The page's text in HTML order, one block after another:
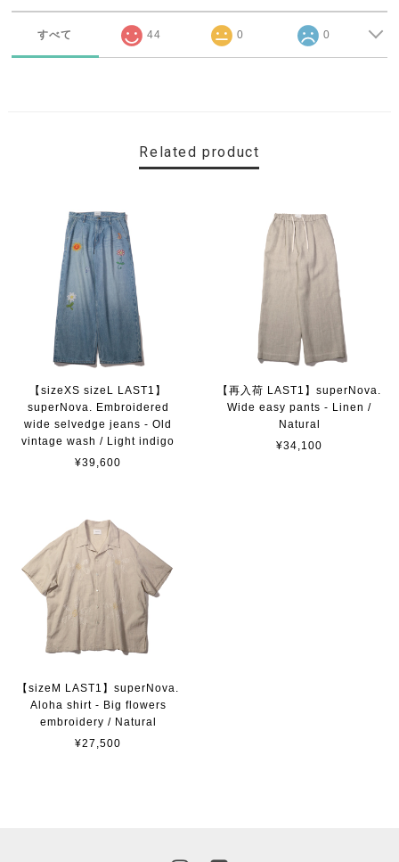
すべて 44 0 0
Related product
【sizeXS sizeL LAST1】
superNova. Embroidered
wide selvedge jeans - Old
vintage wash / Light indigo
¥39,600
【再入荷 LAST1】superNova.
Wide easy pants - Linen /
Natural
¥34,100
【sizeM LAST1】superNova.
Aloha shirt - Big flowers
embroidery / Natural
¥27,500